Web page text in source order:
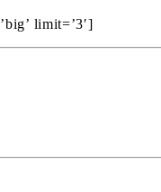
limit=’3′]